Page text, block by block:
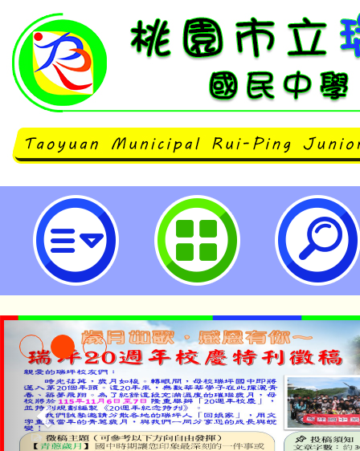
台灣模擬教育協會「經濟學奧林匹
（Economics Olympiad）國際
際回合選拔-桃園市立瑞坪國民中學